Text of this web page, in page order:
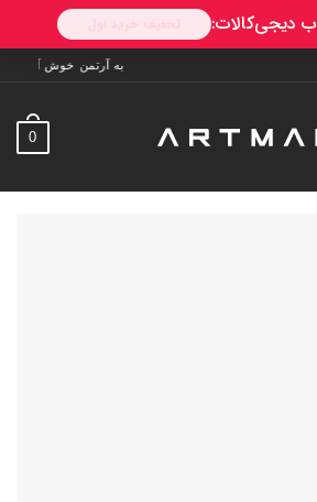
به آرتمن خوش آمدید. ارسال به سراسر ایران. 7 روز
0